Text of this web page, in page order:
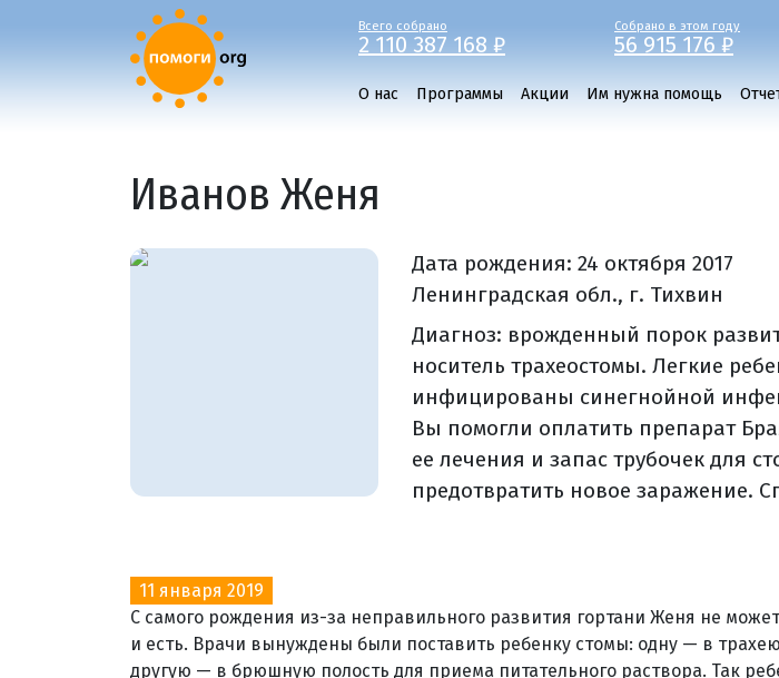
Всего собрано
2 110 387 168 ₽
Собрано в этом году
56 915 176 ₽
О нас Программы Акции Им нужна помощь
Иванов Женя
Дата рождения:24 октября 2017
Ленинградская обл., г. Тихвин
Диагноз: врожденный порок
носитель трахеостомы. Легкие
инфицированы синегнойной
Вы помогли оплатить препарат
ее лечения и запас трубочек для
предотвратить новое заражение.
11 января 2019
С самого рождения из-за неправильного развития гортани Женя не
и есть. Врачи вынуждены были поставить ребенку стомы: одну — в
другую — в брюшную полость для приема питательного раствора. Так